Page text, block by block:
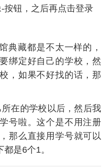
按钮，之后再点击登录
典藏都是不太一样的，
绑定好自己的学校，然
，如果不好找的话，那
在的学校以后，然后我
号啦。这个是不用注册
那么直接用学号就可以
是6个1。